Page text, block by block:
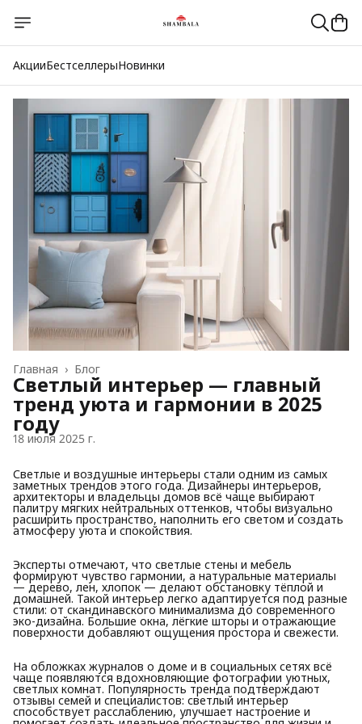
АкцииБестселлерыНовинки
Блог
Главная ›
Светлый интерьер — главный
тренд уюта и гармонии в 2025
году
18 июля 2025 г.
Светлые и воздушные интерьеры стали одним из самых
заметных трендов этого года. Дизайнеры интерьеров,
архитекторы и владельцы домов всё чаще выбирают
палитру мягких нейтральных оттенков, чтобы визуально
расширить пространство, наполнить его светом и создать
атмосферу уюта и спокойствия.
Эксперты отмечают, что светлые стены и мебель
формируют чувство гармонии, а натуральные материалы
— дерево, лен, хлопок — делают обстановку тёплой и
домашней. Такой интерьер легко адаптируется под разные
стили: от скандинавского минимализма до современного
эко-дизайна. Большие окна, лёгкие шторы и отражающие
поверхности добавляют ощущения простора и свежести.
На обложках журналов о доме и в социальных сетях всё
чаще появляются вдохновляющие фотографии уютных,
светлых комнат. Популярность тренда подтверждают
отзывы семей и специалистов: светлый интерьер
способствует расслаблению, улучшает настроение и